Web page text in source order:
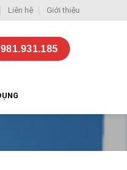
Liên hệ Giới thiệu